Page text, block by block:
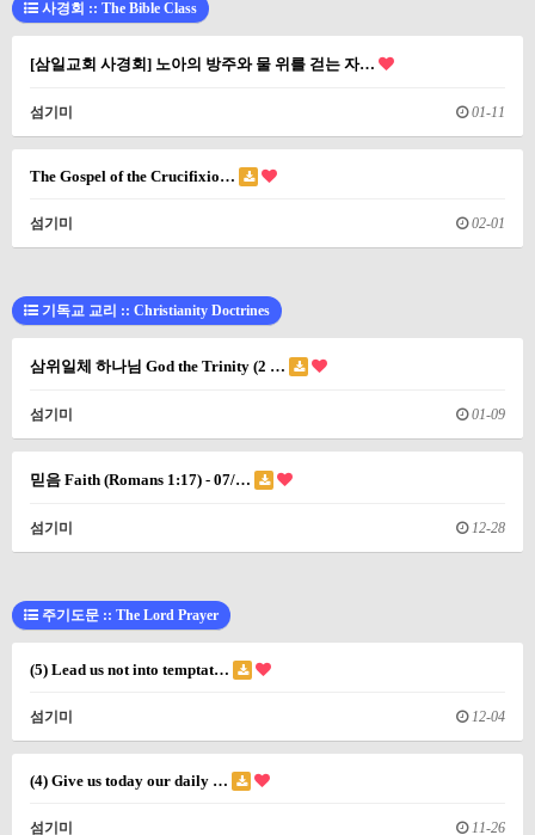
사경회 :: The Bible Class
[삼일교회 사경회] 노아의 방주와 물 위를 걷는 자…
섬기미 01-11
The Gospel of the Crucifixio…
섬기미 02-01
기독교 교리 :: Christianity Doctrines
삼위일체 하나님 God the Trinity (2 …
섬기미 01-09
믿음 Faith (Romans 1:17) - 07/…
섬기미 12-28
주기도문 :: The Lord Prayer
(5) Lead us not into temptat…
섬기미 12-04
(4) Give us today our daily …
섬기미 11-26